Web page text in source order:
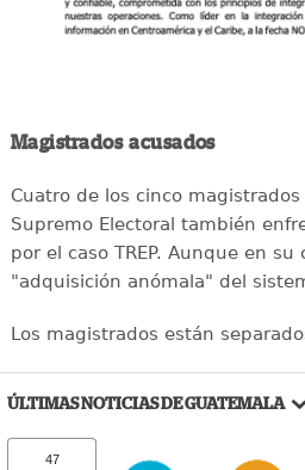
Magistrados acusados
Cuatro de los cinco
Supremo Electoral también
por el caso TREP. Aunque en su
"adquisición anómala" del
Los magistrados están
ÚLTIMAS NOTICIAS DE GUATEMALA
47